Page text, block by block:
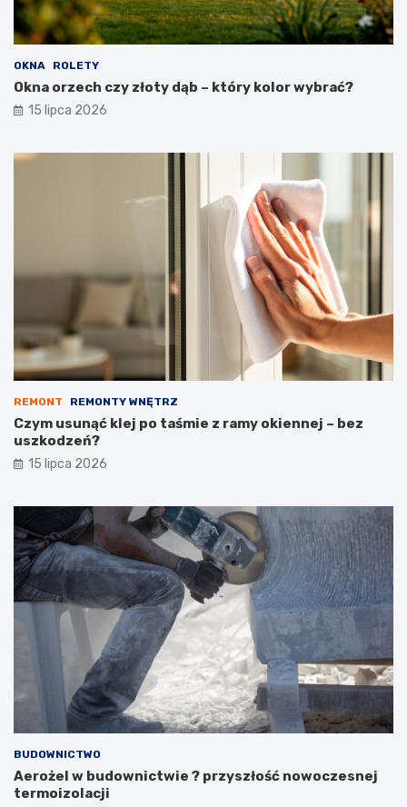
OKNA ROLETY
Okna orzech czy złoty dąb – który kolor wybrać?
15 lipca 2026
REMONT REMONTY WNĘTRZ
Czym usunąć klej po taśmie z ramy okiennej – bez
uszkodzeń?
15 lipca 2026
BUDOWNICTWO
Aerożel w budownictwie ? przyszłość nowoczesnej
termoizolacji